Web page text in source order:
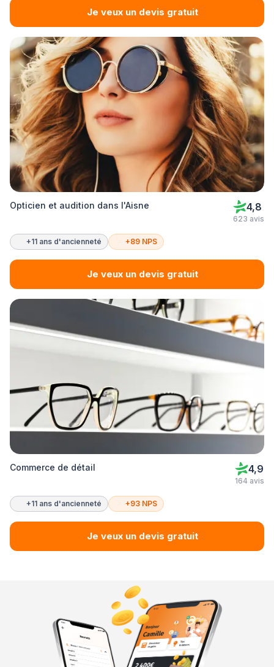
Je veux un devis gratuit
Opticien et audition dans l'Aisne 4,8
623 avis
+11 ans d'ancienneté +89 NPS
Je veux un devis gratuit
Commerce de détail 4,9
164 avis
+11 ans d'ancienneté +93 NPS
Je veux un devis gratuit